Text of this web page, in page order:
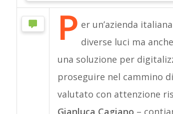
P er un’azienda
diverse luci ma
una soluzione per
proseguire nel cammino di
valutato con attenzione
Gianluca Cagiano –